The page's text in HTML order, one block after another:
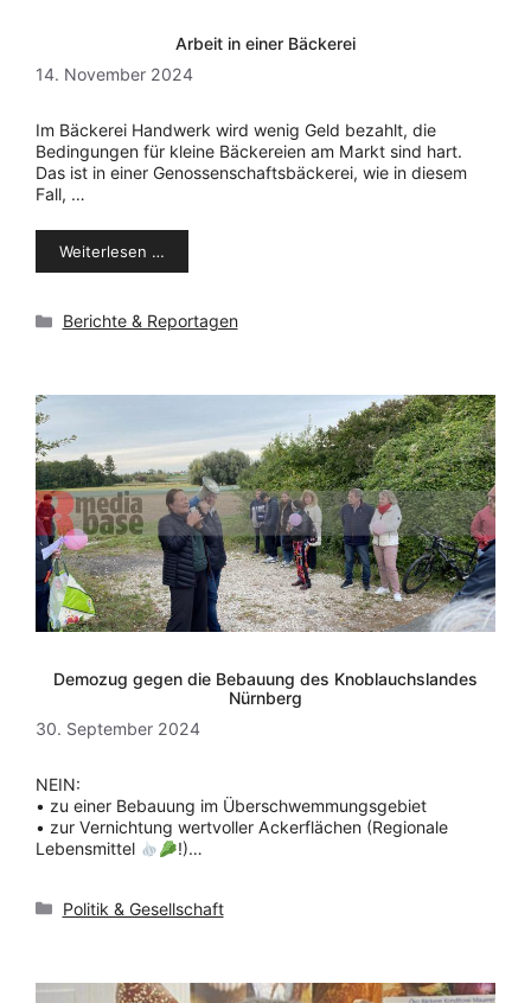
Arbeit in einer Bäckerei
14. November 2024
Im Bäckerei Handwerk wird wenig Geld bezahlt, die
Bedingungen für kleine Bäckereien am Markt sind hart.
Das ist in einer Genossenschaftsbäckerei, wie in diesem
Fall, …
Weiterlesen …
Kategorien
Berichte & Reportagen
Demozug gegen die Bebauung des Knoblauchslandes
Nürnberg
30. September 2024
NEIN:
• zu einer Bebauung im Überschwemmungsgebiet
• zur Vernichtung wertvoller Ackerflächen (Regionale
Lebensmittel
!)…
Kategorien
Politik & Gesellschaft